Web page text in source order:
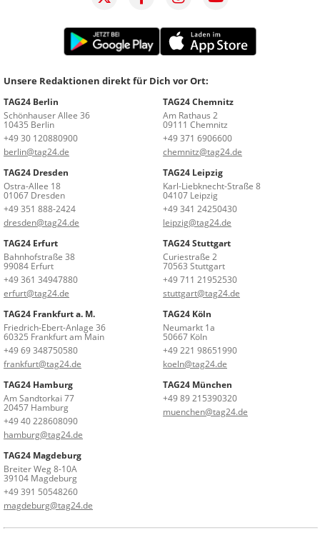
Unsere Redaktionen direkt für Dich vor Ort:
TAG24 Berlin
Schönhauser Allee 36
10435 Berlin
+49 30 120880900
berlin@tag24.de
TAG24 Chemnitz
Am Rathaus 2
09111 Chemnitz
+49 371 6906600
chemnitz@tag24.de
TAG24 Dresden
Ostra-Allee 18
01067 Dresden
+49 351 888-2424
dresden@tag24.de
TAG24 Leipzig
Karl-Liebknecht-Straße 8
04107 Leipzig
+49 341 24250430
leipzig@tag24.de
TAG24 Erfurt
Bahnhofstraße 38
99084 Erfurt
+49 361 34947880
erfurt@tag24.de
TAG24 Stuttgart
Curiestraße 2
70563 Stuttgart
+49 711 21952530
stuttgart@tag24.de
TAG24 Frankfurt a. M.
Friedrich-Ebert-Anlage 36
60325 Frankfurt am Main
+49 69 348750580
frankfurt@tag24.de
TAG24 Köln
Neumarkt 1a
50667 Köln
+49 221 98651990
koeln@tag24.de
TAG24 Hamburg
Am Sandtorkai 77
20457 Hamburg
+49 40 228608090
hamburg@tag24.de
TAG24 München
+49 89 215390320
muenchen@tag24.de
TAG24 Magdeburg
Breiter Weg 8-10A
39104 Magdeburg
+49 391 50548260
magdeburg@tag24.de